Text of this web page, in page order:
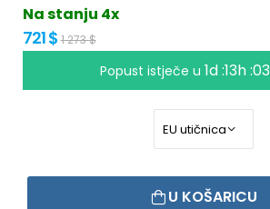
Na stanju 4x
721 $ 1 273 $
Popust istječe u 1d :13h
U KOŠARICU